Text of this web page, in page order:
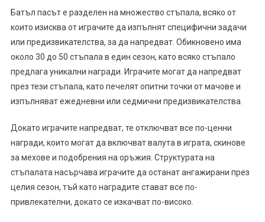
Батъл пасът е разделен на множество стъпала, всяко от
които изисква от играчите да изпълнят специфични задачи
или предизвикателства, за да напредват. Обикновено има
около 30 до 50 стъпала в един сезон, като всяко стъпало
предлага уникални награди. Играчите могат да напредват
през тези стъпала, като печелят опитни точки от мачове и
изпълняват ежедневни или седмични предизвикателства.
Докато играчите напредват, те отключват все по-ценни
награди, които могат да включват валута в играта, скинове
за мехове и подобрения на оръжия. Структурата на
стъпалата насърчава играчите да останат ангажирани през
целия сезон, тъй като наградите стават все по-
привлекателни, докато се изкачват по-високо.